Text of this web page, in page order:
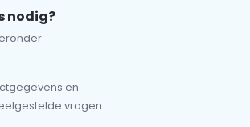
nodig?
en
vragen